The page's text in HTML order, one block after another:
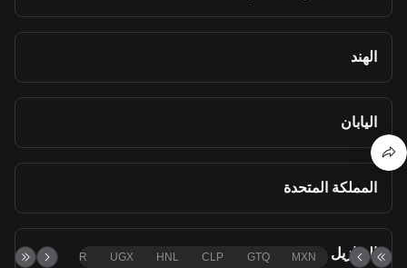
الهند
اليابان
المملكة المتحدة
البرازيل MXN
GTQ
CLP
HNL
UGX
ZAR
TND